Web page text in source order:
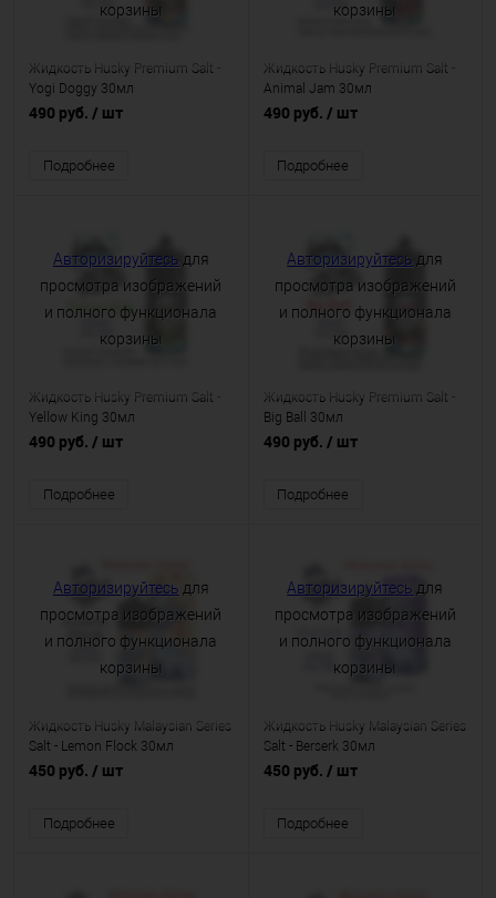
корзины
Жидкость Husky Premium Salt -
Yogi Doggy 30мл
490 руб. / шт
Подробнее
корзины
Жидкость Husky Premium Salt -
Animal Jam 30мл
490 руб. / шт
Подробнее
Авторизируйтесь для
просмотра изображений
и полного функционала
корзины
Жидкость Husky Premium Salt -
Yellow King 30мл
490 руб. / шт
Подробнее
Авторизируйтесь для
просмотра изображений
и полного функционала
корзины
Жидкость Husky Premium Salt -
Big Ball 30мл
490 руб. / шт
Подробнее
Авторизируйтесь для
просмотра изображений
и полного функционала
корзины
Жидкость Husky Malaysian Series
Salt - Lemon Flock 30мл
450 руб. / шт
Подробнее
Авторизируйтесь для
просмотра изображений
и полного функционала
корзины
Жидкость Husky Malaysian Series
Salt - Berserk 30мл
450 руб. / шт
Подробнее